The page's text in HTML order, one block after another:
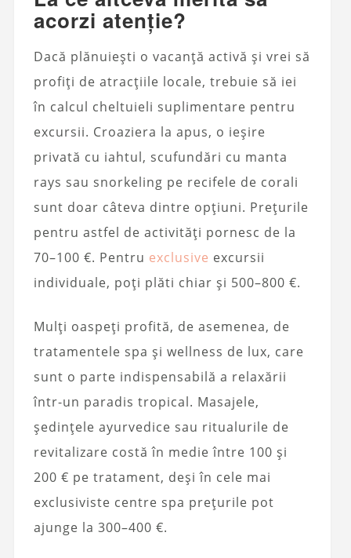
acorzi atenție?
Dacă plănuiești o vacanță activă și vrei să
profiți de atracțiile locale, trebuie să iei
în calcul cheltuieli suplimentare pentru
excursii. Croaziera la apus, o ieșire
privată cu iahtul, scufundări cu manta
rays sau snorkeling pe recifele de corali
sunt doar câteva dintre opțiuni. Prețurile
pentru astfel de activități pornesc de la
70–100 €. Pentru exclusive excursii
individuale, poți plăti chiar și 500–800 €.
Mulți oaspeți profită, de asemenea, de
tratamentele spa și wellness de lux, care
sunt o parte indispensabilă a relaxării
într-un paradis tropical. Masajele,
ședințele ayurvedice sau ritualurile de
revitalizare costă în medie între 100 și
200 € pe tratament, deși în cele mai
exclusiviste centre spa prețurile pot
ajunge la 300–400 €.